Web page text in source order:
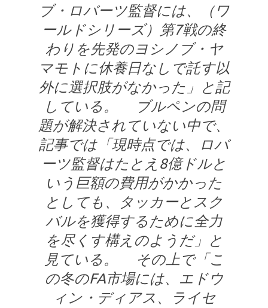
ブ・ロバーツ監督には、（ワ
ールドシリーズ）第7戦の終
わりを先発のヨシノブ・ヤ
マモトに休養日なしで託す以
外に選択肢がなかった」と記
している。 ブルペンの問
題が解決されていない中で、
記事では「現時点では、ロバ
ーツ監督はたとえ8億ドルと
いう巨額の費用がかかった
としても、タッカーとスク
バルを獲得するために全力
を尽くす構えのようだ」と
見ている。 その上で「こ
の冬のFA市場には、エドウ
ィン・ディアス、ライセ